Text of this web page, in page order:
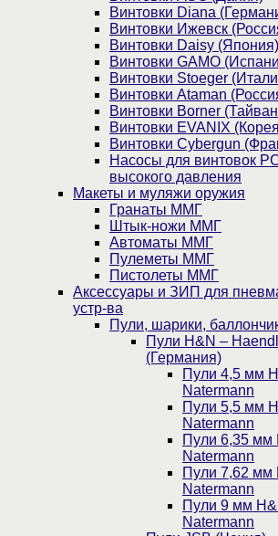
Винтовки Diana
Винтовки Ижевск
Винтовки Daisy (Япония)
Винтовки GAMO
Винтовки Stoeger
Винтовки Ataman
Винтовки Borner
Винтовки EVANIX
Винтовки Cybergun
Насосы для винтовок
высокого давления
Макеты и муляжи оружия
Гранаты ММГ
Штык-ножи ММГ
Автоматы ММГ
Пулеметы ММГ
Пистолеты ММГ
Аксессуары и ЗИП для
устр-ва
Пули, шарики,
Пули H&N –
(Германия)
Пули 4,5 мм
Natermann
Пули 5,5 мм
Natermann
Пули 6,35 мм
Natermann
Пули 7,62 мм
Natermann
Пули 9 мм
Natermann